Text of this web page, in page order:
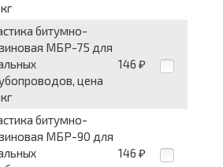
битумно-
МБР-75 для
цена
146 ₽
битумно-
МБР-90 для
146 ₽